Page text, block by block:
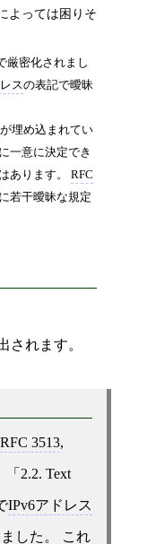
よっては困りそ
厳密化されまし
スの表記で曖昧
が埋め込まれてい
一意に決定でき
あります。 RFC
若干曖昧な規定
されます。
RFC 3513,
2.2. Text
IPv6アドレス
した。 これ